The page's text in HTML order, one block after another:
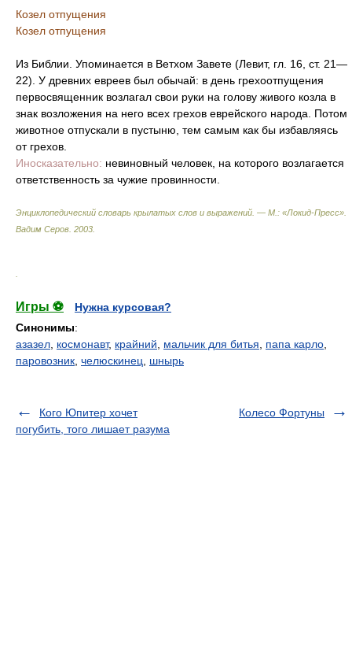
Козел отпущения
Козел отпущения
Из Библии. Упоминается в Ветхом Завете (Левит, гл. 16, ст. 21—
22). У древних евреев был обычай: в день грехоотпущения
первосвященник возлагал свои руки на голову живого козла в
знак возложения на него всех грехов еврейского народа. Потом
животное отпускали в пустыню, тем самым как бы избавляясь
от грехов.
Иносказательно: невиновный человек, на которого возлагается
ответственность за чужие провинности.
Энциклопедический словарь крылатых слов и выражений. — М.: «Локид-Пресс»
Вадим Серов 2003
Игры ⚽
Нужна курсовая?
Синонимы:
азазел космонавт, крайний мальчик для битья папа карло
паровозник челюскинец шнырь
Кого Юпитер хочет
погубить, того лишает разума
Колесо Фортуны